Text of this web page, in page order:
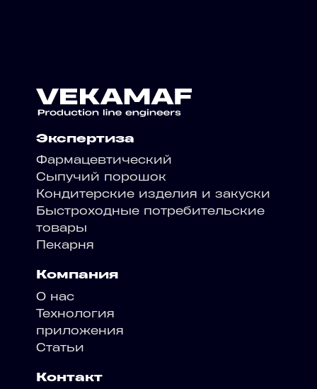
Экспертиза
Фармацевтический
Сыпучий порошок
Кондитерские изделия и закуски
Быстроходные потребительские
товары
Пекарня
Компания
О нас
Технология
приложения
Статьи
Контакт